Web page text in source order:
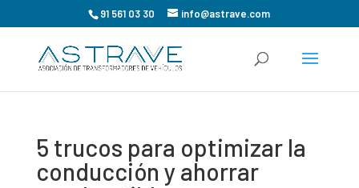
91 561 03 30 info@astrave.com
5 trucos para optimizar la
conducción y ahorrar